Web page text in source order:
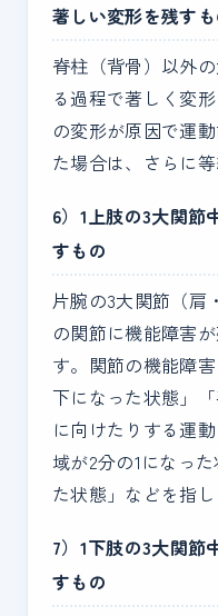
著しい変形を残す
脊柱（背骨）以外
る過程で著しく変
の変形が原因で運
た場合は、さらに等
6）1上肢の3大関節
すもの
片腕の3大関節（肩
の関節に機能障害
す。関節の機能障
下になった状態」
に向けたりする運
域が2分の1になっ
た状態」などを指し
7）1下肢の3大関節
すもの